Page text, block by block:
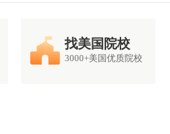
找美国院校
3000+美国优质院校